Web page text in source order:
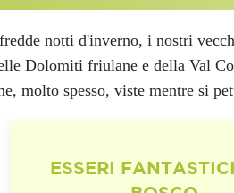
notti d'inverno, i nostri
Dolomiti friulane e della Val
molto spesso, viste mentre si
ESSERI